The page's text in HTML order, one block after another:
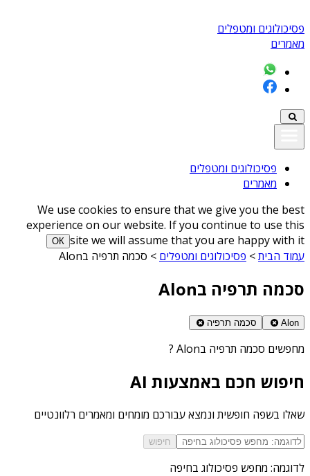
פסיכולוגים ומטפלים
מאמרים
פסיכולוגים ומטפלים
מאמרים
We use cookies to ensure that we give you the best
experience on our website. If you continue to use this
site we will assume that you are happy with it
ОК
עמוד הבית> פסיכולוגים ומטפלים > סכמה תרפיה בAlon
סכמה תרפיה בAlon
Alon סכמה תרפיה
מחפשים סכמה תרפיה בAlon ?
חיפוש חכם באמצעות AI
שאלו בשפה חופשית ונמצא עבורכם מומחים ומאמרים רלוונטיים
חיפוש
לדוגמה: מחפש פסיכולוג בחיפה